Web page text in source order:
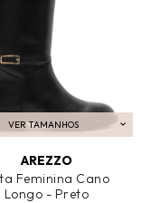
VER TAMANHOS
AO CARRINHO
AREZZO
Feminina Cano
Longo - Preto